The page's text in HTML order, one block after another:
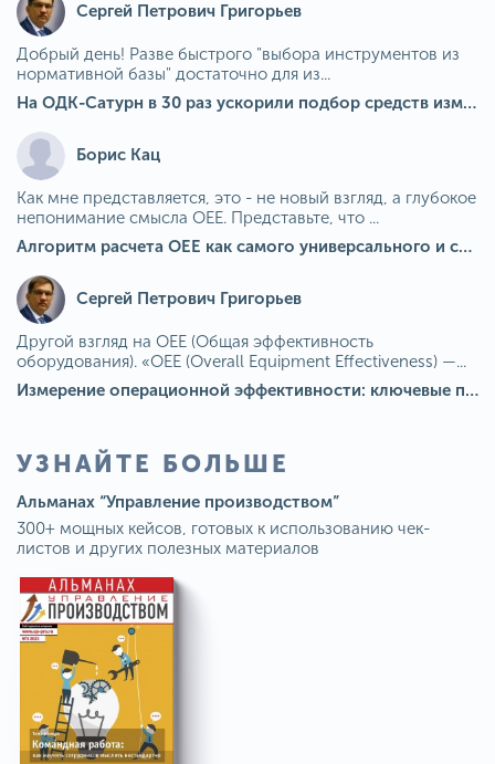
Сергей Петрович Григорьев
Добрый день! Разве быстрого "выбора инструментов из
нормативной базы" достаточно для из...
На ОДК-Сатурн в 30 раз ускорили подбор средств измерения для контроля качества продукции
Борис Кац
Как мне представляется, это - не новый взгляд, а глубокое
непонимание смысла OEE. Представьте, что ...
Алгоритм расчета ОЕЕ как самого универсального и современного показателя эффективности оборудования в мире
Сергей Петрович Григорьев
Другой взгляд на OEE (Общая эффективность
оборудования). «OEE (Overall Equipment Effectiveness) —...
Измерение операционной эффективности: ключевые показатели для непрерывного совершенствования
УЗНАЙТЕ БОЛЬШЕ
Альманах “Управление производством”
300+ мощных кейсов, готовых к использованию чек-
листов и других полезных материалов